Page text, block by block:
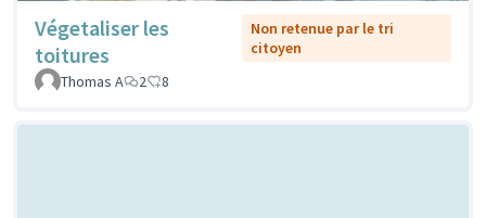
Végetaliser les
toitures
Non retenue par le tri
citoyen
Thomas A
2 8